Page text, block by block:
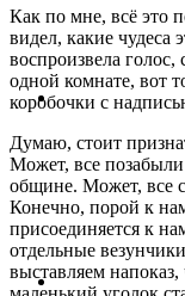
Как по мне, всё это
видел, какие чудеса
воспроизвела
одной комнате, вот
коробочки с
Думаю, стоит
Может, все
общине. Может, все
Конечно, порой к
присоединяется к
отдельные
выставляем напоказ,